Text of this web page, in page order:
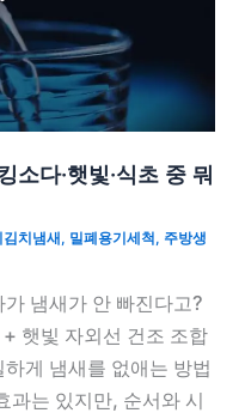
소다·햇빛·식초 중 뭐
치냄새 , 밀폐용기세척 , 주방생
냄새가 안 빠진다고?
햇빛 자외선 건조 조합
게 냄새를 없애는 방법
과는 있지만, 순서와 시